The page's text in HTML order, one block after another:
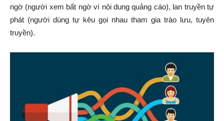
ngờ (người xem bất ngờ vì nội dung quảng cáo), lan truyền tự
phát (người dùng tự kêu gọi nhau tham gia trào lưu, tuyên
truyền).